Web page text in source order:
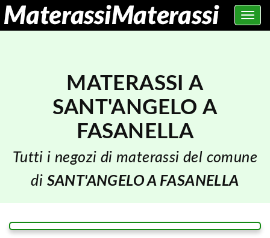
Toggle
MATERASSI A
SANT'ANGELO A
FASANELLA
Tutti i negozi di materassi del comune
di SANT'ANGELO A FASANELLA